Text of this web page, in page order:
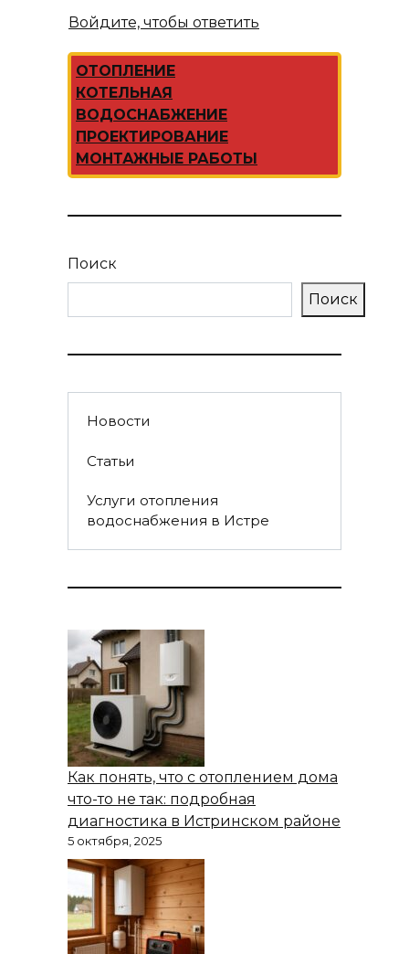
Войдите, чтобы ответить
ОТОПЛЕНИЕ
КОТЕЛЬНАЯ
ВОДОСНАБЖЕНИЕ
ПРОЕКТИРОВАНИЕ
МОНТАЖНЫЕ РАБОТЫ
Поиск
Поиск
Новости
Статьи
Услуги отопления
водоснабжения в Истре
Как понять, что с отоплением дома
что-то не так: подробная
диагностика в Истринском районе
5 октября, 2025